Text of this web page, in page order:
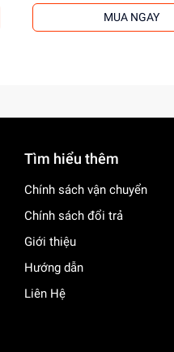
MUA NGAY
Tìm hiểu thêm
Chính sách vận chuyển
Chính sách đổi trả
Giới thiệu
Hướng dẫn
Liên Hệ